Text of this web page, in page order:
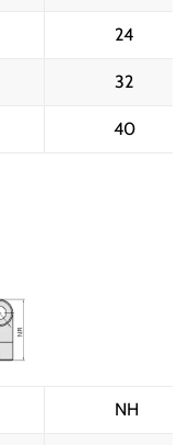
24
32
40
NH